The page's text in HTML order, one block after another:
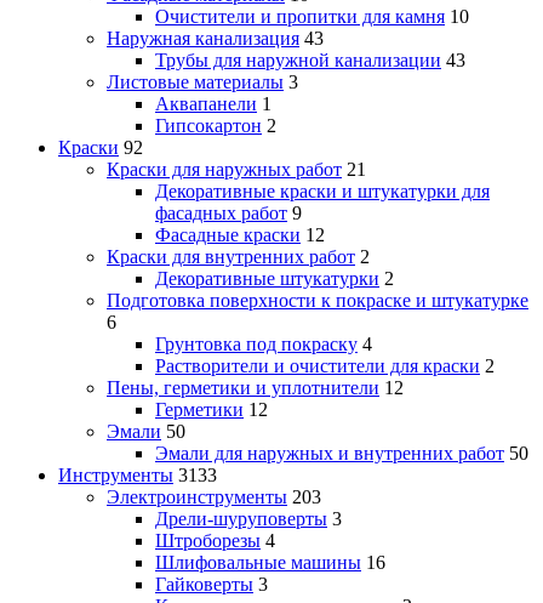
Очистители и пропитки для камня 10
Наружная канализация 43
Трубы для наружной канализации 43
Листовые материалы 3
Аквапанели 1
Гипсокартон 2
Краски 92
Краски для наружных работ 21
Декоративные краски и штукатурки для
фасадных работ 9
Фасадные краски 12
Краски для внутренних работ 2
Декоративные штукатурки 2
Подготовка поверхности к покраске и штукатурке
6
Грунтовка под покраску 4
Растворители и очистители для краски 2
Пены, герметики и уплотнители 12
Герметики 12
Эмали 50
Эмали для наружных и внутренних работ 50
Инструменты 3133
Электроинструменты 203
Дрели-шуруповерты 3
Штроборезы 4
Шлифовальные машины 16
Гайковерты 3